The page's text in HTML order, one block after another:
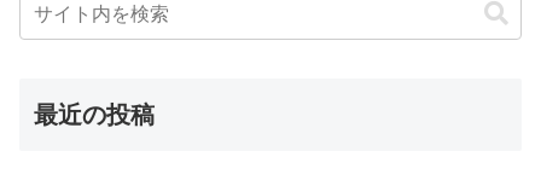
最近の投稿